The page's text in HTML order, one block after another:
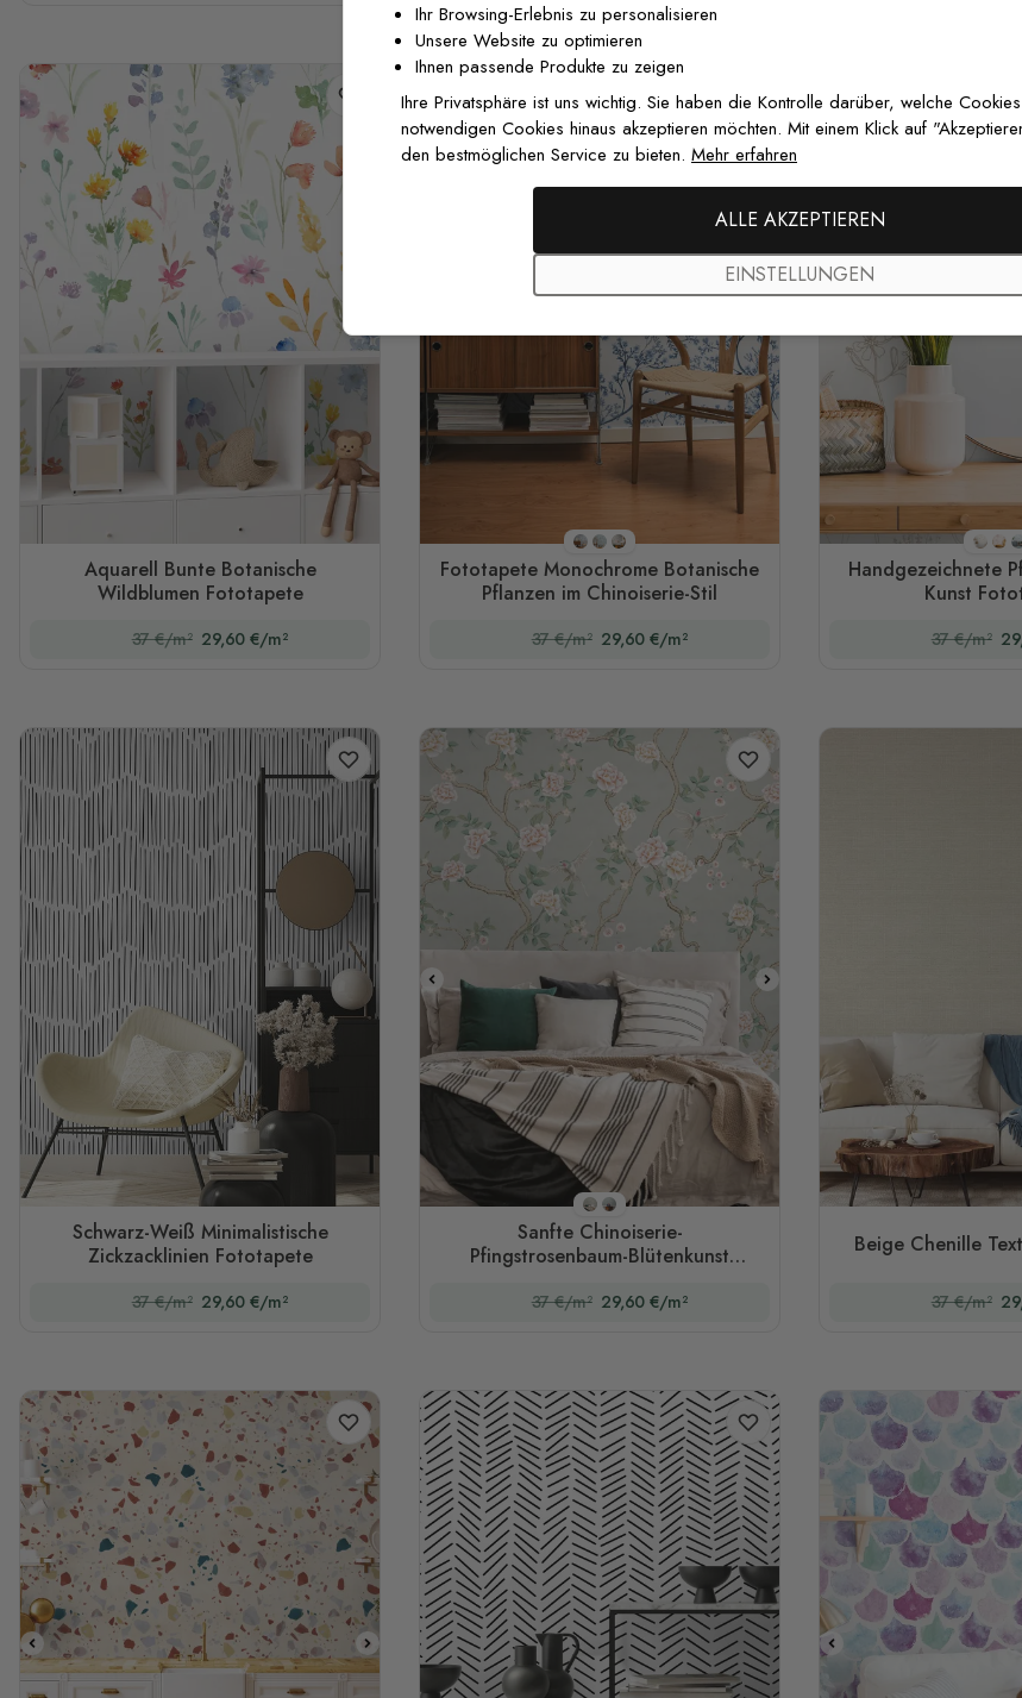
Aquarell Bunte Botanische
Wildblumen Fototapete
37 €/m² 29,60 €/m²
Stil 1Stil 2Stil 3
Fototapete Monochrome Botanische
Pflanzen im Chinoiserie-Stil
37 €/m² 29,60 €/m²
Stil 1
Handgezeichnete
Kunst
37 €/m²
Schwarz-Weiß Minimalistische
Zickzacklinien Fototapete
37 €/m² 29,60 €/m²
Stil 1Stil 2
Sanfte Chinoiserie-
Pfingstrosenbaum-Blütenkunst
37 €/m² 29,60 €/m²
Beige Chenille
37 €/m²
Ihr Browsing-Erlebnis zu personalisieren
Unsere Website zu optimieren
Ihnen passende Produkte zu zeigen
Ihre Privatsphäre ist uns wichtig. Sie haben die Kontrolle darüber, welche
notwendigen Cookies hinaus akzeptieren möchten. Mit einem Klick auf
den bestmöglichen Service zu bieten. Mehr erfahren
ALLE AKZEPTIEREN
EINSTELLUNGEN